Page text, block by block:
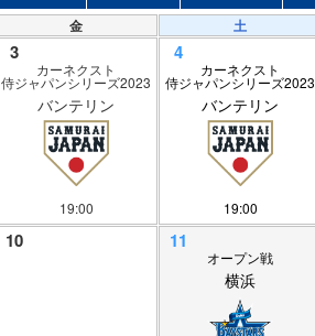
金 土
3
カーネクスト
侍ジャパンシリーズ2023
バンテリン
19:00
4
カーネクスト
侍ジャパンシリーズ2023
バンテリン
19:00
10 11
オープン戦
横浜